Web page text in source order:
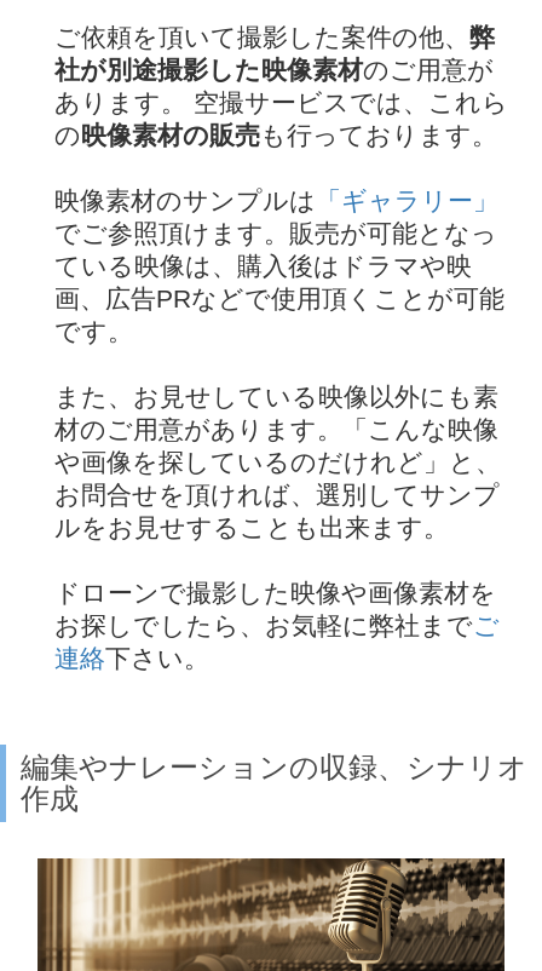
ご依頼を頂いて撮影した案件の他、 弊
社が別途撮影した映像素材のご用意が
あります。 空撮サービスでは、これら
の 映像素材の販売も行っております。
映像素材のサンプルは
「ギャラリー」
でご参照頂けます。販売が可能となっ
ている映像は、購入後はドラマや映
画、広告PRなどで使用頂くことが可能
です。
また、お見せしている映像以外にも素
材のご用意があります。「こんな映像
や画像を探しているのだけれど」と、
お問合せを頂ければ、選別してサンプ
ルをお見せすることも出来ます。
ドローンで撮影した映像や画像素材を
お探しでしたら、お気軽に弊社までご
連絡下さい。
編集やナレーションの収録、シナリオ
作成